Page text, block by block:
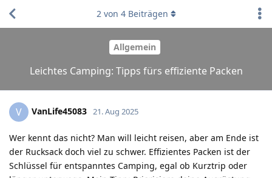
Allgemein
Leichtes Camping: Tipps fürs effiziente Packen
2von 4Beiträgen
V VanLife45083 21. Aug 2025
Wer kennt das nicht? Man will leicht reisen, aber am Ende ist
der Rucksack doch viel zu schwer. Effizientes Packen ist der
Schlüssel für entspanntes Camping, egal ob Kurztrip oder